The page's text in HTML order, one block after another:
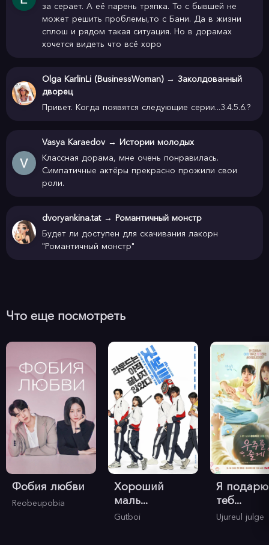
за серает. А её парень тряпка. То с бывшей не
может решить проблемы,то с Бани. Да в жизни
сплош и рядом такая ситуация. Но в дорамах
хочется видеть что всё хоро
Olga KarlinLi (BusinessWoman) → Заколдованный
дворец
Привет. Когда появятся следующие серии...3.4.5.6.?
Vasya Karaedov → Истории молодых
Классная дорама, мне очень понравилась.
Симпатичные актёры прекрасно прожили свои
роли.
dvoryankina.tat → Романтичный монстр
Будет ли доступен для скачивания лакорн
"Романтичный монстр"
Что еще посмотреть
Фобия любви
Reobeupobia
Хороший
маль...
Gutboi
Я подарю
теб...
Ujureul julge